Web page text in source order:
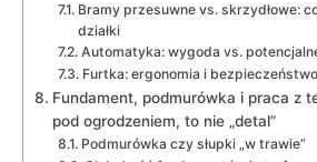
Bramy przesuwne vs. skrzydłowe:
działki
Automatyka: wygoda vs.
Furtka: ergonomia i
Fundament, podmurówka i praca z
pod ogrodzeniem, to nie „detal”
Podmurówka czy słupki „w trawie”